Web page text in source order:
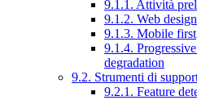
9.1.1. Attività
9.1.2. Web
9.1.3. Mobile first
9.1.4.
degradation
9.2. Strumenti di
9.2.1. Feature